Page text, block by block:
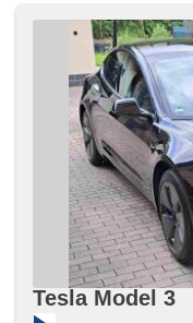
Tesla Model 3